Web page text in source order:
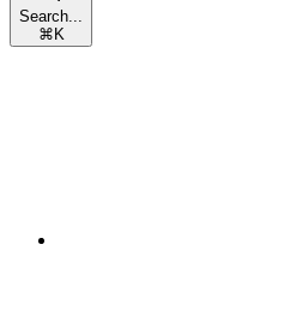
Search...
⌘ K